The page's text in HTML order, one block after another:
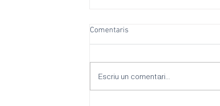
Comentaris
Escriu un comentari...